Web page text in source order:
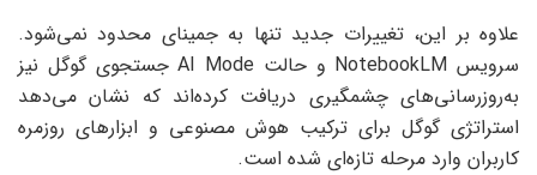
علاوه بر این، تغییرات جدید تنها به جمینای محدود نمی‌شود.
سرویس NotebookLM و حالت AI Mode جستجوی گوگل نیز
به‌روزرسانی‌های چشمگیری دریافت کرده‌اند که نشان می‌دهد
استراتژی گوگل برای ترکیب هوش مصنوعی و ابزارهای روزمره
کاربران وارد مرحله تازه‌ای شده است.